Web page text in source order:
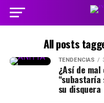
All posts
TENDENCIAS
¿Así de
su disquera